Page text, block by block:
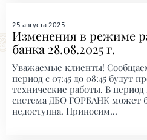
25 августа 2025
Изменения в режиме
банка 28.08.2025 г.
Уважаемые клиенты!
период с 07:45 до 08:45 будут
технические работы. В
система ДБО ГОРБАНК может
недоступна. Приносим...